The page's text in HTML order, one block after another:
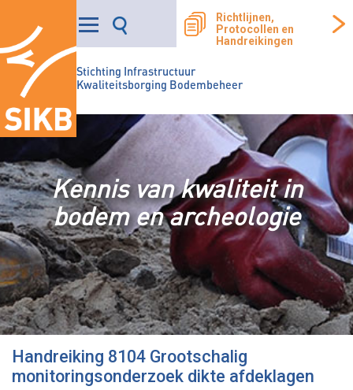
Stichting Infrastructuur
Kwaliteitsborging Bodembeheer
Richtlijnen,
Protocollen en
Handreikingen
Kennis van kwaliteit in
bodem en archeologie
Handreiking 8104 Grootschalig
monitoringsonderzoek dikte afdeklagen